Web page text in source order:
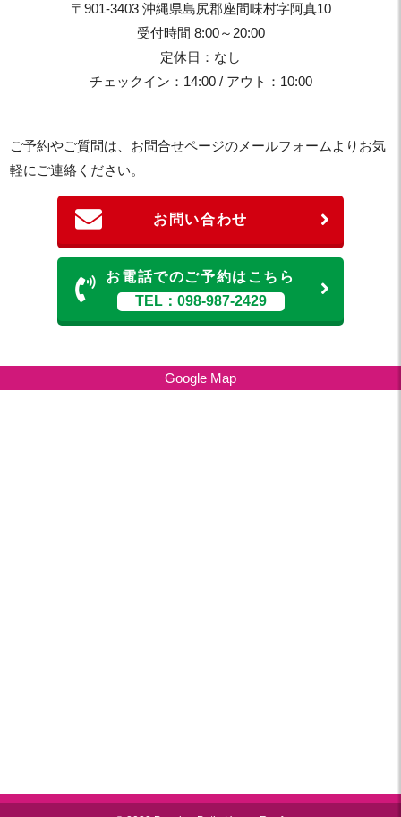
〒901-3403 沖縄県島尻郡座間味村字阿真10
受付時間 8:00～20:00
定休日：なし
チェックイン：14:00 / アウト：10:00
ご予約やご質問は、お問合せページのメールフォームよりお気
軽にご連絡ください。
お問い合わせ
お電話でのご予約はこちら
TEL：098-987-2429
Google Map